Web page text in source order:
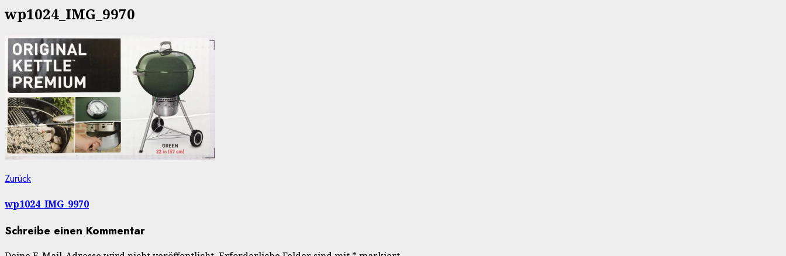
wp1024_IMG_9970
Beitragsnavigation
ZurückVorheriger
wp1024_IMG_9970
Schreibe einen Kommentar